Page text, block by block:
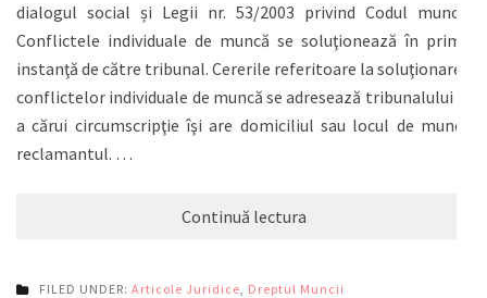
dialogul social și Legii nr. 53/2003 privind Codul muncii.
Conflictele individuale de muncă se soluţionează în primă
instanţă de către tribunal. Cererile referitoare la soluţionarea
conflictelor individuale de muncă se adresează tribunalului în
a cărui circumscripţie îşi are domiciliul sau locul de muncă
reclamantul. …
Continuă lectura
FILED UNDER: Articole Juridice, Dreptul Muncii